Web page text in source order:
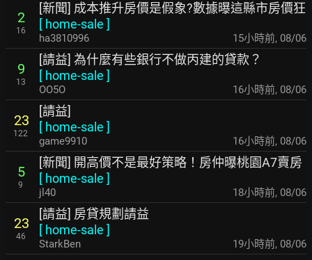
2
16
[新聞] 成本推升房價是假象?數據曝這縣市房價狂
[ home-sale ]
ha3810996 15小時前, 08/06
9
13
[請益] 為什麼有些銀行不做丙建的貸款？
[ home-sale ]
OO5O 16小時前, 08/06
23
122
[請益]
[ home-sale ]
game9910 16小時前, 08/06
5
9
[新聞] 開高價不是最好策略！房仲曝桃園A7賣房
[ home-sale ]
jl40 18小時前, 08/06
23
46
[請益] 房貸規劃請益
[ home-sale ]
StarkBen 19小時前, 08/06